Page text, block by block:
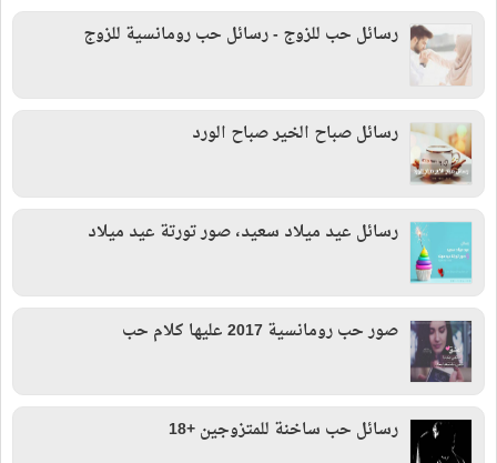
رسائل حب للزوج - رسائل حب رومانسية للزوج
رسائل صباح الخير صباح الورد
رسائل عيد ميلاد سعيد، صور تورتة عيد ميلاد
صور حب رومانسية 2017 عليها كلام حب
رسائل حب ساخنة للمتزوجين +18